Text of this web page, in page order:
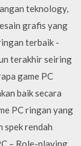
teknology,
grafis yang
terbaik -
terakhir seiring
game PC
baik secara
PC ringan yang
spek rendah
– Role-playing